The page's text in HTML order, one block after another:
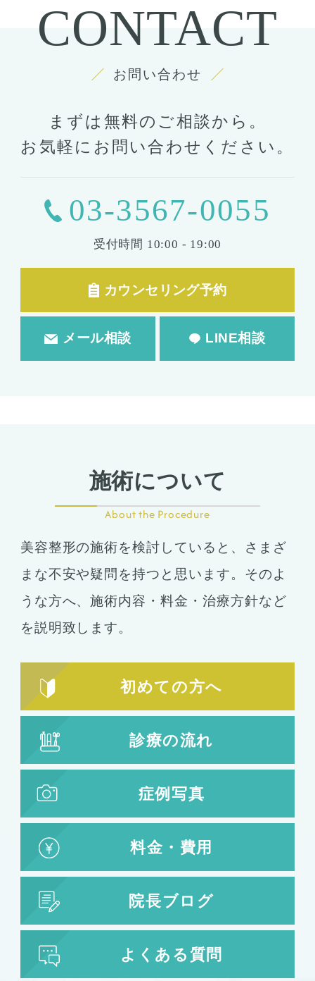
CONTACT
お問い合わせ
まずは無料のご相談から。
お気軽にお問い合わせください。
03-3567-0055
受付時間 10:00 - 19:00
カウンセリング予約
メール相談 LINE相談
施術について
About the Procedure
美容整形の施術を検討していると、さまざ
まな不安や疑問を持つと思います。そのよ
うな方へ、施術内容・料金・治療方針など
を説明致します。
初めての方へ
診療の流れ
症例写真
料金・費用
院長ブログ
よくある質問